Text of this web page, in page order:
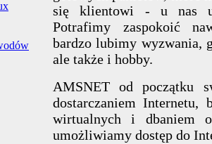
się klientowi - u nas
Potrafimy zaspokoić
bardzo lubimy wyzwania,
ale także i hobby.
AMSNET od początku
dostarczaniem Internetu,
wirtualnych i dbaniem
umożliwiamy dostęp do